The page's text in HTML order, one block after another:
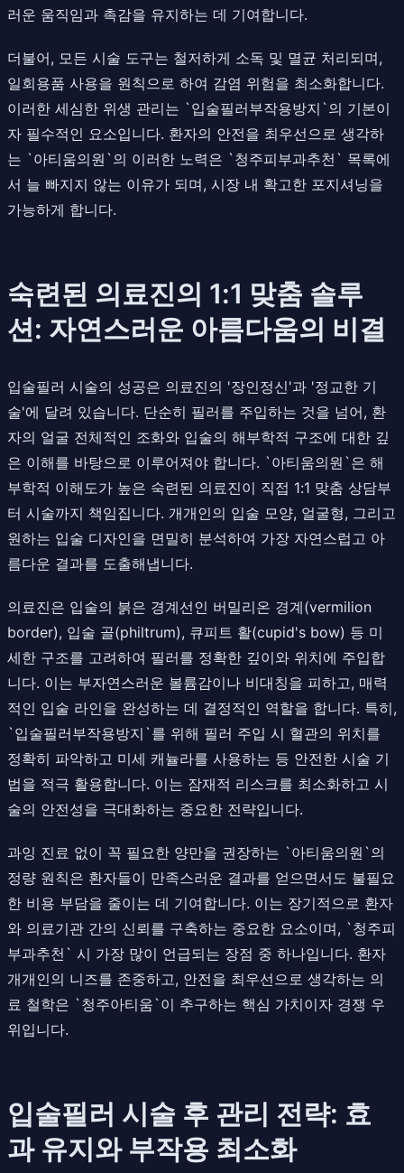
러운 움직임과 촉감을 유지하는 데 기여합니다.
더불어, 모든 시술 도구는 철저하게 소독 및 멸균 처리되며,
일회용품 사용을 원칙으로 하여 감염 위험을 최소화합니다.
이러한 세심한 위생 관리는 `입술필러부작용방지`의 기본이
자 필수적인 요소입니다. 환자의 안전을 최우선으로 생각하
는 `아티움의원`의 이러한 노력은 `청주피부과추천` 목록에
서 늘 빠지지 않는 이유가 되며, 시장 내 확고한 포지셔닝을
가능하게 합니다.
숙련된 의료진의 1:1 맞춤 솔루
션: 자연스러운 아름다움의 비결
입술필러 시술의 성공은 의료진의 '장인정신'과 '정교한 기
술'에 달려 있습니다. 단순히 필러를 주입하는 것을 넘어, 환
자의 얼굴 전체적인 조화와 입술의 해부학적 구조에 대한 깊
은 이해를 바탕으로 이루어져야 합니다. `아티움의원`은 해
부학적 이해도가 높은 숙련된 의료진이 직접 1:1 맞춤 상담부
터 시술까지 책임집니다. 개개인의 입술 모양, 얼굴형, 그리고
원하는 입술 디자인을 면밀히 분석하여 가장 자연스럽고 아
름다운 결과를 도출해냅니다.
의료진은 입술의 붉은 경계선인 버밀리온 경계(vermilion
border), 입술 골(philtrum), 큐피트 활(cupid's bow) 등 미
세한 구조를 고려하여 필러를 정확한 깊이와 위치에 주입합
니다. 이는 부자연스러운 볼륨감이나 비대칭을 피하고, 매력
적인 입술 라인을 완성하는 데 결정적인 역할을 합니다. 특히,
`입술필러부작용방지`를 위해 필러 주입 시 혈관의 위치를
정확히 파악하고 미세 캐뉼라를 사용하는 등 안전한 시술 기
법을 적극 활용합니다. 이는 잠재적 리스크를 최소화하고 시
술의 안전성을 극대화하는 중요한 전략입니다.
과잉 진료 없이 꼭 필요한 양만을 권장하는 `아티움의원`의
정량 원칙은 환자들이 만족스러운 결과를 얻으면서도 불필요
한 비용 부담을 줄이는 데 기여합니다. 이는 장기적으로 환자
와 의료기관 간의 신뢰를 구축하는 중요한 요소이며, `청주피
부과추천` 시 가장 많이 언급되는 장점 중 하나입니다. 환자
개개인의 니즈를 존중하고, 안전을 최우선으로 생각하는 의
료 철학은 `청주아티움`이 추구하는 핵심 가치이자 경쟁 우
위입니다.
입술필러 시술 후 관리 전략: 효
과 유지와 부작용 최소화